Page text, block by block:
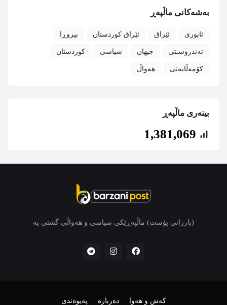
بەشەکانی ماڵپەڕ
ئابوری ئێراق ئێراق کوردستان بیروڕا
تەندروسـتی جیهان سیاسی کوردستان
کۆمەڵایەتی هەواڵ
بینەری ماڵپەڕ
1,381,069
(بارزانی پۆست) ماڵپەڕێکی سیاسی و هەواڵی گشتی یە
کەش و هەوا دەربارە پەیوەندی